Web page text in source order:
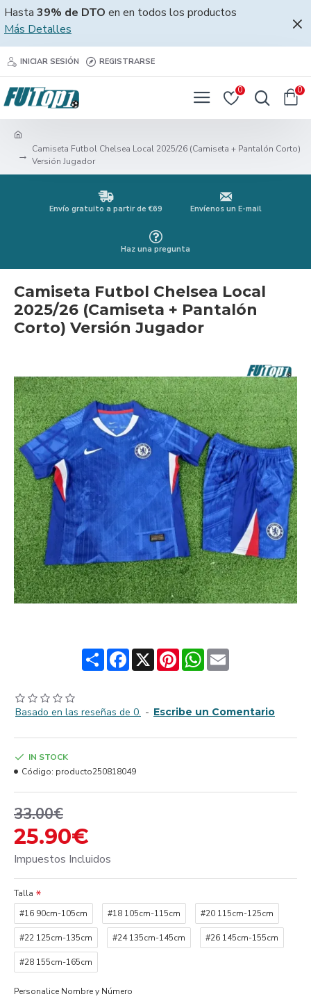
Hasta 39% de DTO en en todos los productos
Más Detalles
INICIAR SESIÓN REGISTRARSE
0 0
Camiseta Futbol Chelsea Local 2025/26 (Camiseta + Pantalón Corto)
Versión Jugador
Envío gratuito a partir de €69 Envíenos un E-mail
Haz una pregunta
Camiseta Futbol Chelsea Local
2025/26 (Camiseta + Pantalón
Corto) Versión Jugador
ShareFacebook
X PinterestWhatsApp
Email
Basado en las reseñas de 0. - Escribe un Comentario
25.90€
33.00€
Impuestos Incluidos
IN STOCK
Código: producto250818049
Talla
#16 90cm-105cm
#18 105cm-115cm #20 115cm-125cm
#22 125cm-135cm #24 135cm-145cm #26 145cm-155cm
#28 155cm-165cm
Personalice Nombre y Número